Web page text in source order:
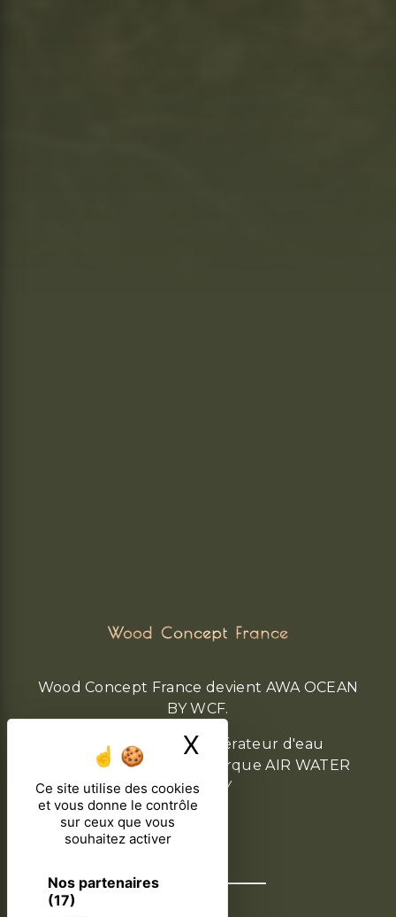
Ce site utilise des cookies
et vous donne le contrôle
sur ceux que vous
souhaitez activer
Nos partenaires
(17)
X Masquer le
Wood Concept France
Wood Concept France devient AWA OCEAN
BY WCF.
Distributeur de générateur d'eau
atmosphérique de la marque AIR WATER
ACTIVITY